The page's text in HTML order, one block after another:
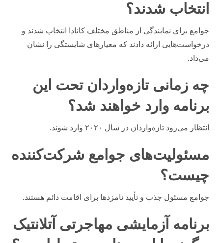
انتخاب شدند؟
جوامع برای نمایندگی از مناطق مختلف کانادا انتخاب شدند و
درخواست‌هایی ارائه دادند که معیارهای شایستگی را نشان
می‌داد.
چه زمانی تازه‌واردان تحت این
برنامه وارد خواهند شد؟
انتظار می‌رود تازه‌واردان در سال ۲۰۲۰ وارد شوند.
مسئولیت‌های جوامع شرکت‌کننده
چیست؟
جوامع مسئول جذب و تأیید نامزدها برای اقامت دائم هستند.
برنامه آزمایشی مهاجرتی آتلانتیک